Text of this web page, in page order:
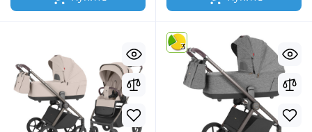
3